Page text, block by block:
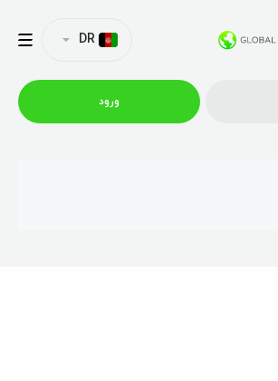
DR
ورود